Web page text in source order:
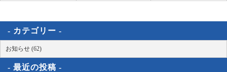
カテゴリー
お知らせ (62)
最近の投稿